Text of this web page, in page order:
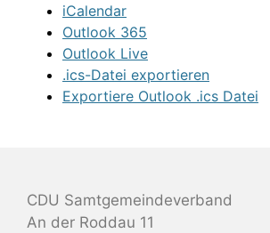
iCalendar
Outlook 365
Outlook Live
.ics-Datei exportieren
Exportiere Outlook .ics Datei
CDU Samtgemeindeverband
An der Roddau 11